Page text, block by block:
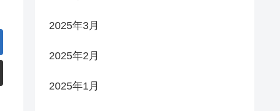
2025年3月
2025年2月
2025年1月